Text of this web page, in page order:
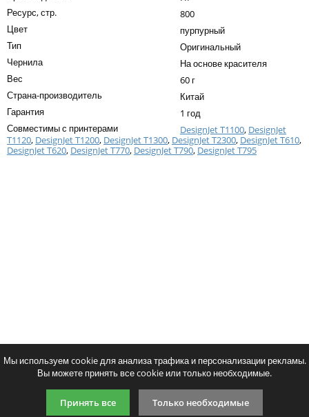
Для франкировальной машины
Ленточные картриджи
Ресурс, стр.
800
Цвет
пурпурный
Тип
Оригинальный
Чернила
На основе красителя
Вес
60 г
Страна-производитель
Китай
Гарантия
1 год
Совместимы с принтерами
DesignJet T1100, DesignJet
T1120, DesignJet T1200, DesignJet T1300, DesignJet T2300, DesignJet T610,
DesignJet T620, DesignJet T770, DesignJet T790, DesignJet T795
Введите код, указанный на картинке:
Мы используем cookie для анализа трафика и персонализации рекламы.
Вы можете принять все cookie или только необходимые.
Принять все Только необходимые